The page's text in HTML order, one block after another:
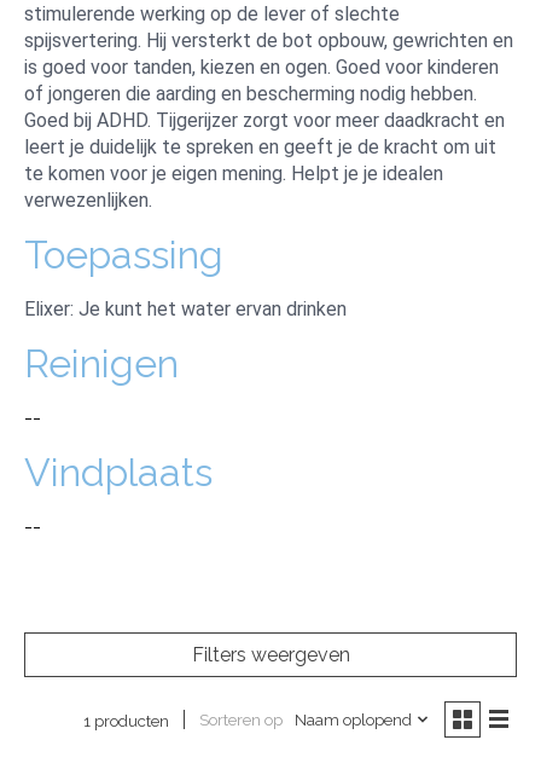
stimulerende werking op de lever of slechte
spijsvertering. Hij versterkt de bot opbouw, gewrichten en
is goed voor tanden, kiezen en ogen. Goed voor kinderen
of jongeren die aarding en bescherming nodig hebben.
Goed bij ADHD. Tijgerijzer zorgt voor meer daadkracht en
leert je duidelijk te spreken en geeft je de kracht om uit
te komen voor je eigen mening. Helpt je je idealen
verwezenlijken.
Toepassing
Elixer: Je kunt het water ervan drinken
Reinigen
--
Vindplaats
--
Filters weergeven
1 producten Sorteren op Naam oplopend